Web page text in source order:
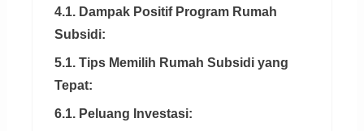
4.1. Dampak Positif Program Rumah
Subsidi:
5.1. Tips Memilih Rumah Subsidi yang
Tepat:
6.1. Peluang Investasi: